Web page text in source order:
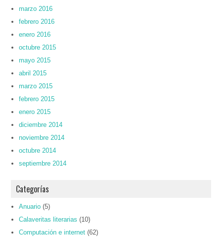
marzo 2016
febrero 2016
enero 2016
octubre 2015
mayo 2015
abril 2015
marzo 2015
febrero 2015
enero 2015
diciembre 2014
noviembre 2014
octubre 2014
septiembre 2014
Categorías
Anuario (5)
Calaveritas literarias (10)
Computación e internet (62)